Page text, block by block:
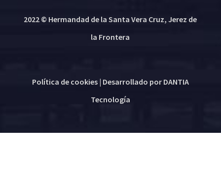
2022 © Hermandad de la Santa Vera Cruz, Jerez de
la Frontera
Política de cookies| Desarrollado por DANTIA
Tecnología